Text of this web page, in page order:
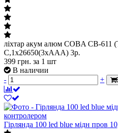
ліхтар акум алюм COBA CB-611
C,1х26650(3xAAA) 3р.
399 грн. за 1 шт
В наличии
-
+
Гірлянда 100 led blue мідн пров